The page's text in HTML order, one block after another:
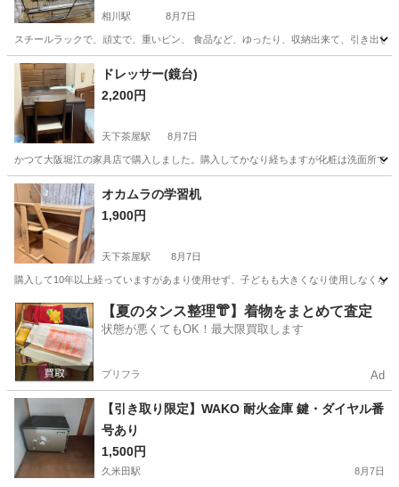
相川駅 8月7日
スチールラックで、頑丈で、重いビン、 食品など、ゆったり、収納出来て、引き出
大阪 大阪市 相川駅 収納家具
ドレッサー(鏡台)
2,200円
天下茶屋駅 8月7日
かつて大阪堀江の家具店で購入しました。購入してかなり経ちますが化粧は洗面所で
大阪 大阪市 天下茶屋駅 ドレッサー
オカムラの学習机
1,900円
天下茶屋駅 8月7日
購入して10年以上経っていますがあまり使用せず、子どもも大きくなり使用しなくな
大阪 大阪市 天下茶屋駅 テーブル オカムラ
【夏のタンス整理👘】着物をまとめて査定
状態が悪くてもOK！最大限買取します
プリフラ Ad
【引き取り限定】WAKO 耐火金庫 鍵・ダイヤル番
号あり
1,500円
久米田駅 8月7日